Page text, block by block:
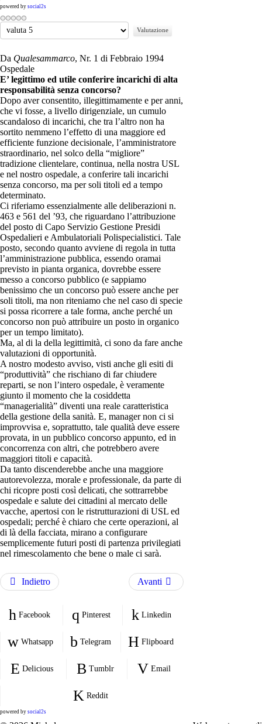
powered by social2s
Valuta
Da Qualesammarco, Nr. 1 di Febbraio 1994
Ospedale
E’ legittimo ed utile conferire incarichi di alta
responsabilità senza concorso?
Dopo aver consentito, illegittimamente e per anni,
che vi fosse, a livello dirigenziale, un cumulo
scandaloso di incarichi, che tra l’altro non ha
sortito nemmeno l’effetto di una maggiore ed
efficiente funzione decisionale, l’amministratore
straordinario, nel solco della “migliore”
tradizione clientelare, continua, nella nostra USL
e nel nostro ospedale, a conferire tali incarichi
senza concorso, ma per soli titoli ed a tempo
determinato.
Ci riferiamo essenzialmente alle deliberazioni n.
463 e 561 del ’93, che riguardano l’attribuzione
del posto di Capo Servizio Gestione Presidi
Ospedalieri e Ambulatoriali Polispecialistici. Tale
posto, secondo quanto avviene di regola in tutta
l’amministrazione pubblica, essendo oramai
previsto in pianta organica, dovrebbe essere
messo a concorso pubblico (e sappiamo
benissimo che un concorso può essere anche per
soli titoli, ma non riteniamo che nel caso di specie
si possa ricorrere a tale forma, anche perché un
concorso non può attribuire un posto in organico
per un tempo limitato).
Ma, al di la della legittimità, ci sono da fare anche
valutazioni di opportunità.
A nostro modesto avviso, visti anche gli esiti di
“produttività” che rischiano di far chiudere
reparti, se non l’intero ospedale, è veramente
giunto il momento che la cosiddetta
“managerialità” diventi una reale caratteristica
della gestione della sanità. E, manager non ci si
improvvisa e, soprattutto, tale qualità deve essere
provata, in un pubblico concorso appunto, ed in
concorrenza con altri, che potrebbero avere
maggiori titoli e capacità.
Da tanto discenderebbe anche una maggiore
autorevolezza, morale e professionale, da parte di
chi ricopre posti così delicati, che sottrarrebbe
ospedale e salute dei cittadini al mercato delle
vacche, apertosi con le ristrutturazioni di USL ed
ospedali; perché è chiaro che certe operazioni, al
di là della facciata, mirano a configurare
semplicemente futuri posti di partenza privilegiati
nel rimescolamento che bene o male ci sarà.
Indietro Avanti
Facebook Pinterest Linkedin
Whatsapp Telegram Flipboard
Delicious Tumblr Email
Reddit
powered by social2s